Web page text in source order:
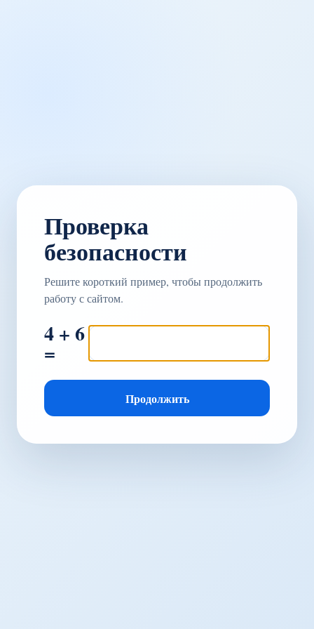
Проверка
безопасности
Решите короткий пример, чтобы продолжить
работу с сайтом.
4 + 6
=
Продолжить